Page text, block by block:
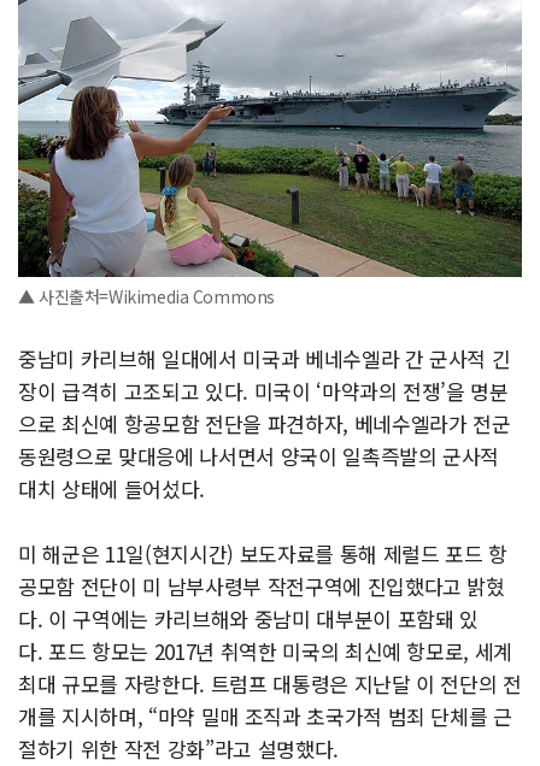
▲ 사진출처=Wikimedia Commons
중남미 카리브해 일대에서 미국과 베네수엘라 간 군사적 긴
장이 급격히 고조되고 있다. 미국이 ‘마약과의 전쟁’을 명분
으로 최신예 항공모함 전단을 파견하자, 베네수엘라가 전군
동원령으로 맞대응에 나서면서 양국이 일촉즉발의 군사적
대치 상태에 들어섰다.
미 해군은 11일(현지시간) 보도자료를 통해 제럴드 포드 항
공모함 전단이 미 남부사령부 작전구역에 진입했다고 밝혔
다. 이 구역에는 카리브해와 중남미 대부분이 포함돼 있
다. 포드 항모는 2017년 취역한 미국의 최신예 항모로, 세계
최대 규모를 자랑한다. 트럼프 대통령은 지난달 이 전단의 전
개를 지시하며, “마약 밀매 조직과 초국가적 범죄 단체를 근
절하기 위한 작전 강화”라고 설명했다.